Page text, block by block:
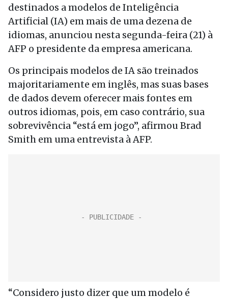
destinados a modelos de Inteligência
Artificial (IA) em mais de uma dezena de
idiomas, anunciou nesta segunda-feira (21) à
AFP o presidente da empresa americana.
Os principais modelos de IA são treinados
majoritariamente em inglês, mas suas bases
de dados devem oferecer mais fontes em
outros idiomas, pois, em caso contrário, sua
sobrevivência “está em jogo”, afirmou Brad
Smith em uma entrevista à AFP.
“Considero justo dizer que um modelo é